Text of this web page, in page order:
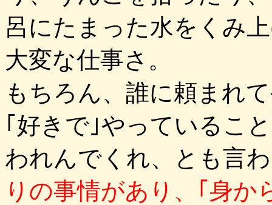
呂にたまった水をくみ
大変な仕事さ。
もちろん、誰に頼まれ
｢好きで｣やっているこ
われんでくれ、とも言
りの事情があり、｢身か